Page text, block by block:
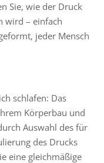
Sie, wie der Druck
wird – einfach
jeder Mensch
schlafen: Das
Körperbau und
Auswahl des für
des Drucks
eine gleichmäßige